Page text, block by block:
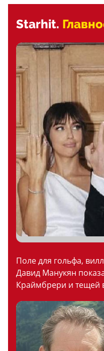
Starhit.
Поле для гольфа,
Давид Манукян
Краймбрери и тещей